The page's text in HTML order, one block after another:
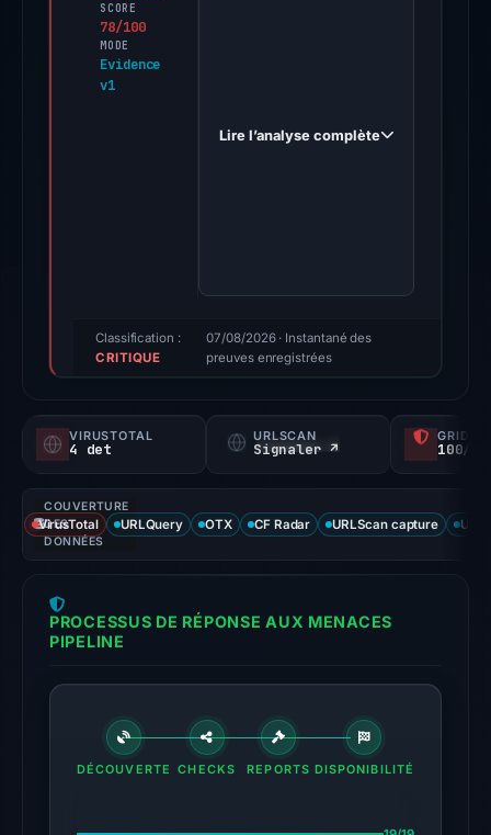
SCORE
78/100
MODE
Evidence
v1
27,
score,
not
probability).
signals:
4
of
engines
the
on
Jul
Lire l’analyse complète
Classification :
CRITIQUE
07/08/2026· Instantané des
preuves enregistrées
VIRUSTOTAL
4 det
URLSCAN
Signaler ↗ 100/
COUVERTURE
DES
DONNÉES
VirusTotal URLQuery OTX CF Radar URLScan capture
PROCESSUS DE RÉPONSE AUX MENACES
PIPELINE
DÉCOUVERTE CHECKS REPORTS DISPONIBILITÉ